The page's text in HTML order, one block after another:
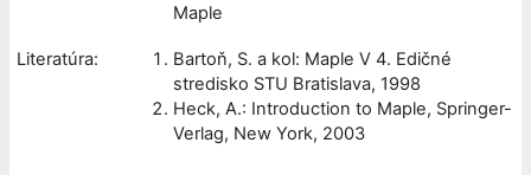
Maple
Literatúra:
Bartoň, S. a kol: Maple V 4. Edičné
stredisko STU Bratislava, 1998
Heck, A.: Introduction to Maple, Springer-
Verlag, New York, 2003